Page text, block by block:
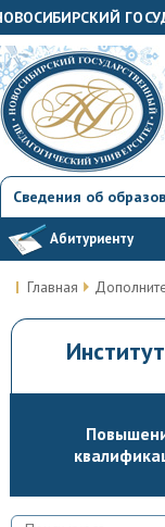
Сведения об
Абитуриенту
Главная